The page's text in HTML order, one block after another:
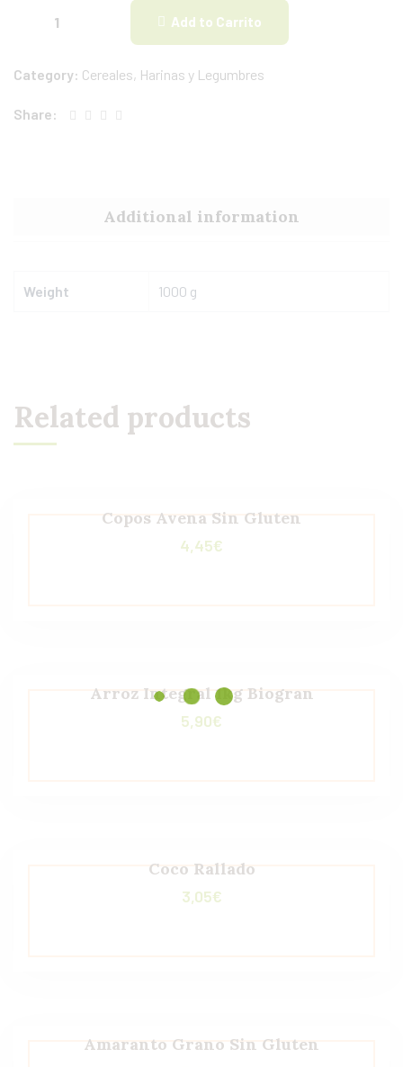
Add to Carrito
Category: Cereales, Harinas y Legumbres
Share:
Additional information
Weight 1000 g
Related products
Copos Avena Sin Gluten
4,45€
Arroz Integral 1kg Biogran
5,90€
Coco Rallado
3,05€
Amaranto Grano Sin Gluten